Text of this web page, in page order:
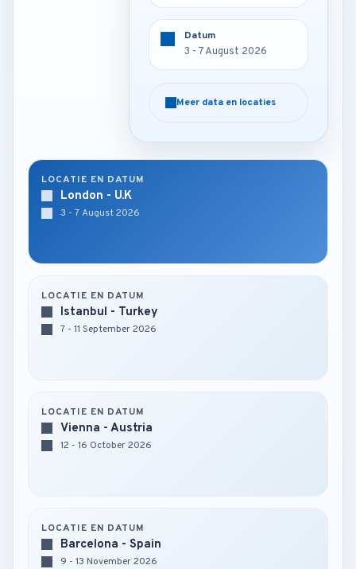
3 - 7 August 2026
Meer data en locaties
Datum
3 - 7 August 2026
Meer data en locaties
LOCATIE EN DATUM
London - U.K
3 - 7 August 2026
LOCATIE EN DATUM
Istanbul - Turkey
7 - 11 September 2026
LOCATIE EN DATUM
Vienna - Austria
12 - 16 October 2026
LOCATIE EN DATUM
Barcelona - Spain
9 - 13 November 2026